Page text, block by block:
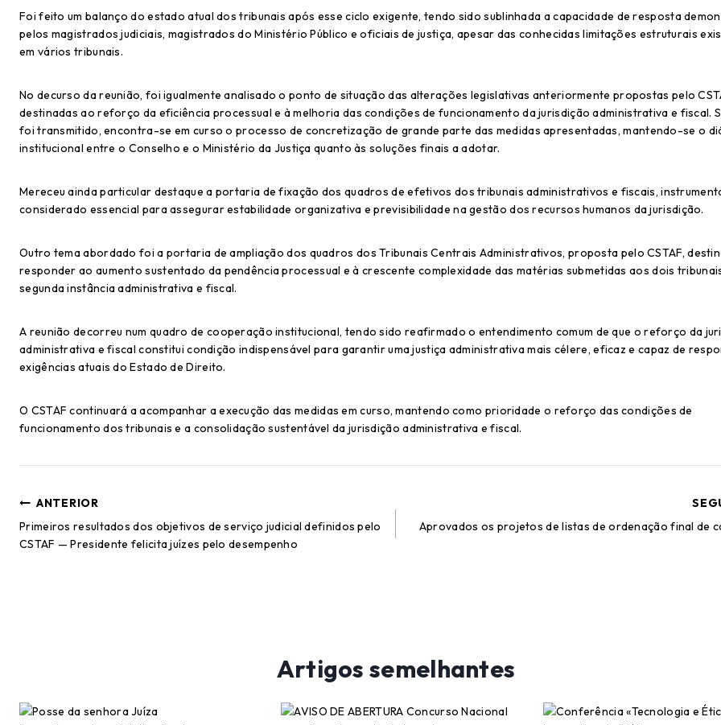
Foi feito um balanço do estado atual dos tribunais após esse ciclo exigente, tendo sido sublinhada a capacidade de resposta
pelos magistrados judiciais, magistrados do Ministério Público e oficiais de justiça, apesar das conhecidas limitações estruturais
em vários tribunais.
No decurso da reunião, foi igualmente analisado o ponto de situação das alterações legislativas anteriormente propostas pelo
destinadas ao reforço da eficiência processual e à melhoria das condições de funcionamento da jurisdição administrativa e fiscal.
foi transmitido, encontra-se em curso o processo de concretização de grande parte das medidas apresentadas, mantendo-se o
institucional entre o Conselho e o Ministério da Justiça quanto às soluções finais a adotar.
Mereceu ainda particular destaque a portaria de fixação dos quadros de efetivos dos tribunais administrativos e fiscais,
considerado essencial para assegurar estabilidade organizativa e previsibilidade na gestão dos recursos humanos da jurisdição.
Outro tema abordado foi a portaria de ampliação dos quadros dos Tribunais Centrais Administrativos, proposta pelo CSTAF,
responder ao aumento sustentado da pendência processual e à crescente complexidade das matérias submetidas aos dois
segunda instância administrativa e fiscal.
A reunião decorreu num quadro de cooperação institucional, tendo sido reafirmado o entendimento comum de que o reforço da
administrativa e fiscal constitui condição indispensável para garantir uma justiça administrativa mais célere, eficaz e capaz de
exigências atuais do Estado de Direito.
O CSTAF continuará a acompanhar a execução das medidas em curso, mantendo como prioridade o reforço das condições de
funcionamento dos tribunais e a consolidação sustentável da jurisdição administrativa e fiscal.
ANTERIOR
Primeiros resultados dos objetivos de serviço judicial definidos pelo
CSTAF — Presidente felicita juízes pelo desempenho
Aprovados os projetos de listas de ordenação final de
Artigos semelhantes